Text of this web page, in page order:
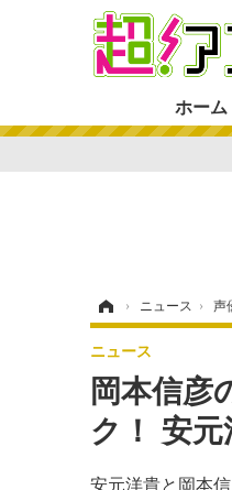
ホーム
› ニュース › 声
岡本信彦
ク！ 安元
安元洋貴と岡本
ニュース